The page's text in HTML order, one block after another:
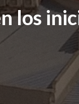
los